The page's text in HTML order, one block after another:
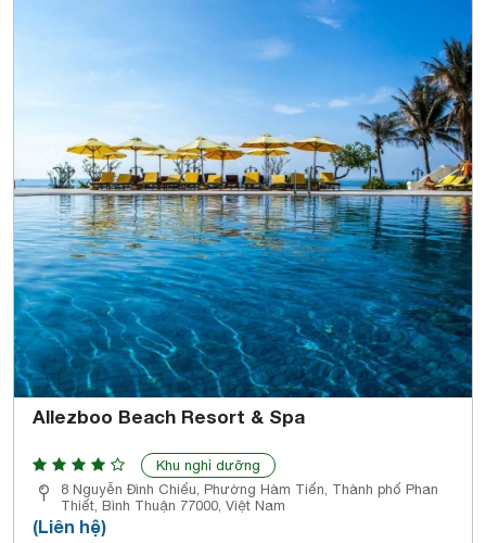
Allezboo Beach Resort & Spa
Khu nghỉ dưỡng
8 Nguyễn Đình Chiểu, Phường Hàm Tiến, Thành phố Phan
Thiết, Bình Thuận 77000, Việt Nam
(Liên hệ)